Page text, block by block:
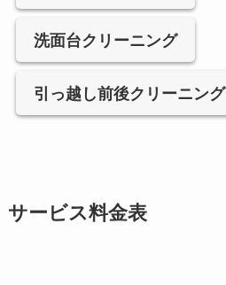
洗面台クリーニング
引っ越し前後クリーニング
サービス料金表